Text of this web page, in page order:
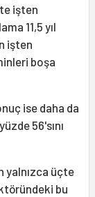
işten
11,5 yıl
işten
boşa
ise daha da
56'sını
yalnızca üçte
bu